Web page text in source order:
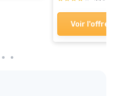
Voir l'offre